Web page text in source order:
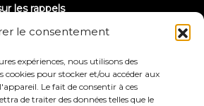
le consentement
expériences, nous utilisons des
cookies pour stocker et/ou accéder aux
Le fait de consentir à ces
de traiter des données telles que le
les rappels